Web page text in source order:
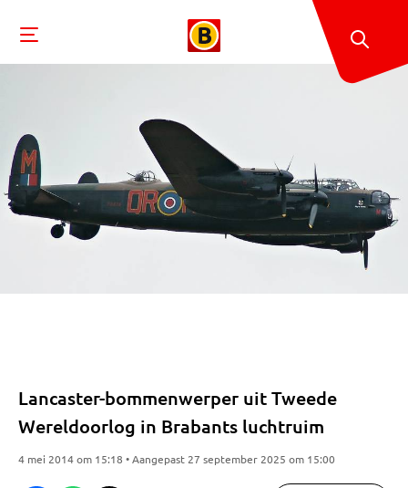
Lancaster-bommenwerper uit Tweede
Wereldoorlog in Brabants luchtruim
4 mei 2014 om 15:18 • Aangepast 27 september 2025 om 15:00